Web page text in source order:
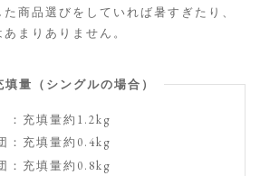
商品選びをしていれば暑すぎたり、
まりありません。
量（シングルの場合）
充填量約1.2kg
：充填量約0.4kg
：充填量約0.8kg